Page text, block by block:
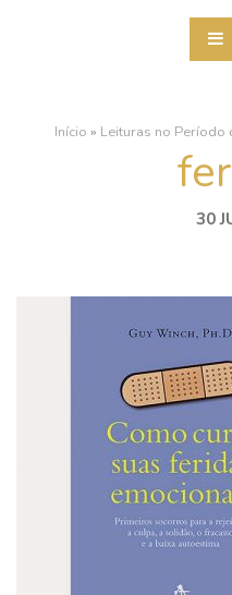
Início » Leituras no Período
30